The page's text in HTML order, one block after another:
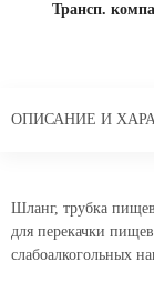
Трансп.
ОПИСАНИЕ И
Шланг, трубка
для перекачки
слабоалкогольных